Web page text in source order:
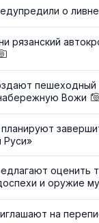
о
рязанский
пешеходный
Вожи
Руси»
оценить
и оружие
на